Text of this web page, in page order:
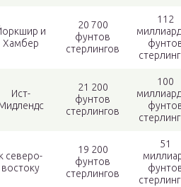
и
Хамбер
20 700
фунтов
стерлингов
112
Ист-
21 200
фунтов
стерлингов
100
к северо-
востоку
19 200
фунтов
стерлингов
51